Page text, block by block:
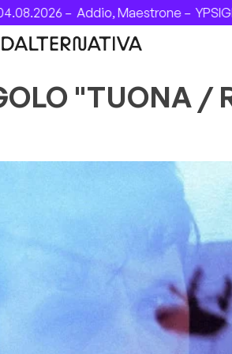
– YPSIGROCK 2026: DAL 6 AL
"TUONA /